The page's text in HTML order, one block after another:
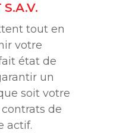
tout en
votre
état de
un
soit votre
de
actif.